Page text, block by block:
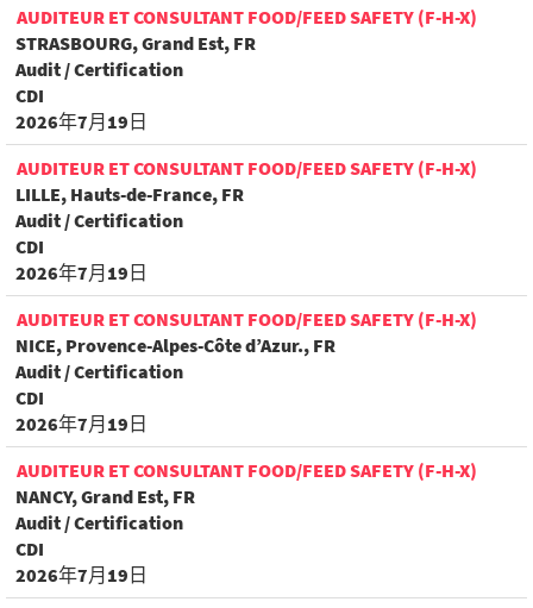
AUDITEUR ET CONSULTANT FOOD/FEED SAFETY (F-H-X)
STRASBOURG, Grand Est, FR
Audit / Certification
CDI
2026年7月19日
AUDITEUR ET CONSULTANT FOOD/FEED SAFETY (F-H-X)
LILLE, Hauts-de-France, FR
Audit / Certification
CDI
2026年7月19日
AUDITEUR ET CONSULTANT FOOD/FEED SAFETY (F-H-X)
NICE, Provence-Alpes-Côte d’Azur., FR
Audit / Certification
CDI
2026年7月19日
AUDITEUR ET CONSULTANT FOOD/FEED SAFETY (F-H-X)
NANCY, Grand Est, FR
Audit / Certification
CDI
2026年7月19日